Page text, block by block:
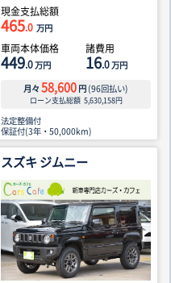
現金支払総額
465.0 万円
車両本体価格
449.0万円
諸費用
16.0万円
月々 58,600 円 (96回払い)
ローン支払総額 5,630,158円
法定整備付
保証付(3年・50,000km)
スズキ ジムニー